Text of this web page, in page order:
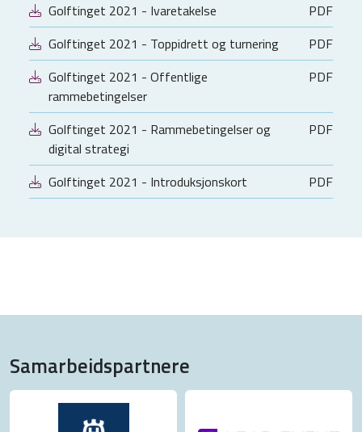
Golftinget 2021 - Ivaretakelse
PDF
Golftinget 2021 - Toppidrett og turnering
PDF
Golftinget 2021 - Offentlige
rammebetingelser
PDF
Golftinget 2021 - Rammebetingelser og
digital strategi
PDF
Golftinget 2021 - Introduksjonskort PDF
Samarbeidspartnere